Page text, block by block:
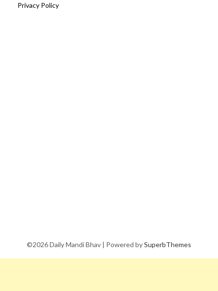
Privacy Policy
©2026 Daily Mandi Bhav | Powered bySuperbThemes